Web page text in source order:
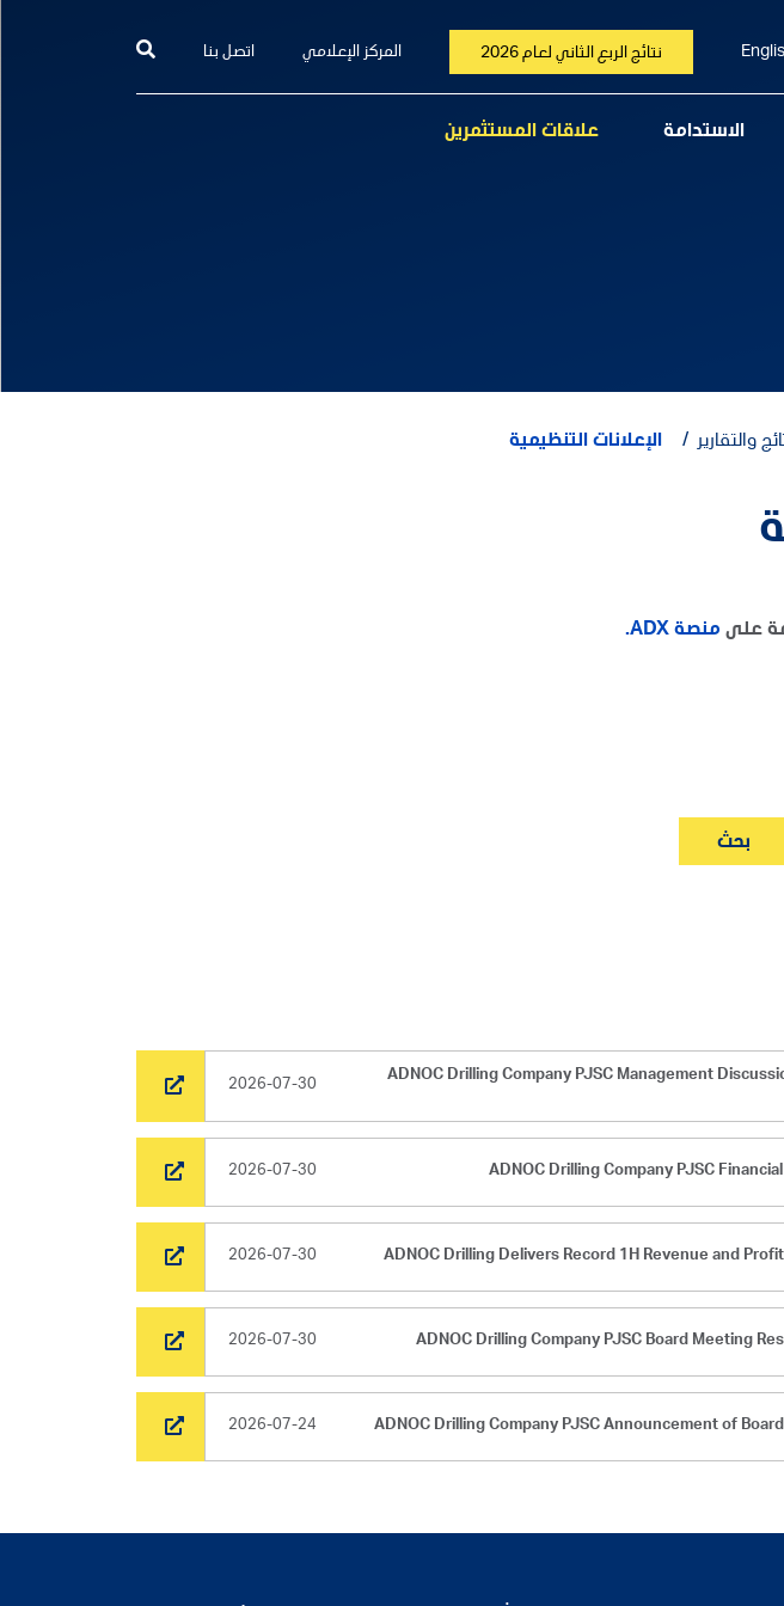
نتائج الربع الثاني لعام 2026 المركز الإعلامي اتصل بنا
الاستدامة علاقات المستثمرين
والتقارير الإعلانات التنظيمية
على منصة ADX.
بحث
ADNOC Drilling Company PJSC Management
2026-07-30
ADNOC Drilling Company PJSC
2026-07-30
ADNOC Drilling Delivers Record 1H Revenue and
2026-07-30
ADNOC Drilling Company PJSC Board Meeting
2026-07-30
ADNOC Drilling Company PJSC Announcement of
2026-07-24